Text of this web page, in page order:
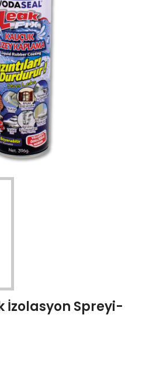
İzolasyon Spreyi-